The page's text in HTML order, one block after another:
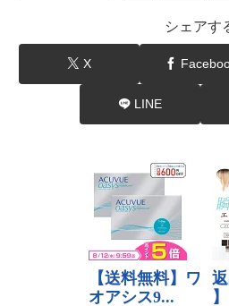
シェアす
X
LINE